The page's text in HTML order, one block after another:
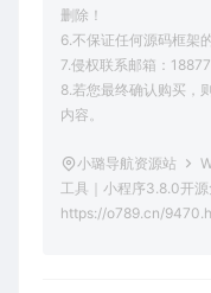
删除！
6.不保证任何源码框架
7.侵权联系邮箱：
8.若您最终确认购买，
内容。
小璐导航资源站
工具｜小程序3.8.0开
https://o789.cn/